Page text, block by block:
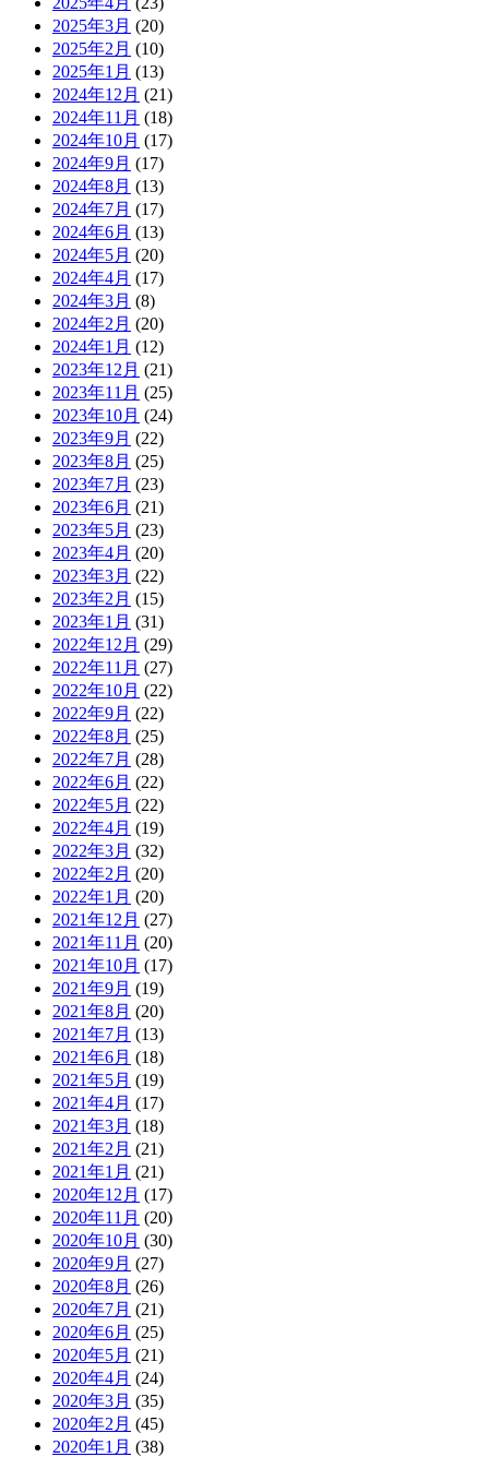
2025年3月 (20)
2025年2月 (10)
2025年1月 (13)
2024年12月 (21)
2024年11月 (18)
2024年10月 (17)
2024年9月 (17)
2024年8月 (13)
2024年7月 (17)
2024年6月 (13)
2024年5月 (20)
2024年4月 (17)
2024年3月 (8)
2024年2月 (20)
2024年1月 (12)
2023年12月 (21)
2023年11月 (25)
2023年10月 (24)
2023年9月 (22)
2023年8月 (25)
2023年7月 (23)
2023年6月 (21)
2023年5月 (23)
2023年4月 (20)
2023年3月 (22)
2023年2月 (15)
2023年1月 (31)
2022年12月 (29)
2022年11月 (27)
2022年10月 (22)
2022年9月 (22)
2022年8月 (25)
2022年7月 (28)
2022年6月 (22)
2022年5月 (22)
2022年4月 (19)
2022年3月 (32)
2022年2月 (20)
2022年1月 (20)
2021年12月 (27)
2021年11月 (20)
2021年10月 (17)
2021年9月 (19)
2021年8月 (20)
2021年7月 (13)
2021年6月 (18)
2021年5月 (19)
2021年4月 (17)
2021年3月 (18)
2021年2月 (21)
2021年1月 (21)
2020年12月 (17)
2020年11月 (20)
2020年10月 (30)
2020年9月 (27)
2020年8月 (26)
2020年7月 (21)
2020年6月 (25)
2020年5月 (21)
2020年4月 (24)
2020年3月 (35)
2020年2月 (45)
2020年1月 (38)